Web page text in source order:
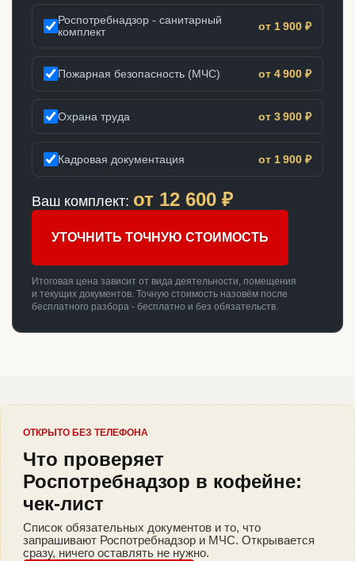
Роспотребнадзор - санитарный
комплект
от 1 900 ₽
Пожарная безопасность (МЧС) от 4 900 ₽
Охрана труда от 3 900 ₽
Кадровая документация от 1 900 ₽
Ваш комплект: от 12 600 ₽
УТОЧНИТЬ ТОЧНУЮ СТОИМОСТЬ
Итоговая цена зависит от вида деятельности, помещения
и текущих документов. Точную стоимость назовём после
бесплатного разбора - бесплатно и без обязательств.
ОТКРЫТО БЕЗ ТЕЛЕФОНА
Что проверяет
Роспотребнадзор в кофейне:
чек-лист
Список обязательных документов и то, что
запрашивают Роспотребнадзор и МЧС. Открывается
сразу, ничего оставлять не нужно.